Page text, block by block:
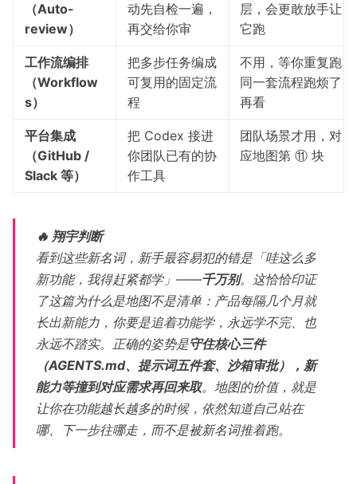
（Auto-
review）
动先自检一遍，
再交给你审
层，会更敢放手让
它跑
工作流编排
（Workflow
s）
把多步任务编成
可复用的固定流
程
不用，等你重复跑
同一套流程跑烦了
再看
平台集成
（GitHub /
Slack 等）
把 Codex 接进
你团队已有的协
作工具
团队场景才用，对
应地图第 ⑪ 块
🔥 翔宇判断
看到这些新名词，新手最容易犯的错是「哇这么多
新功能，我得赶紧都学」——千万别。这恰恰印证
了这篇为什么是地图不是清单：产品每隔几个月就
长出新能力，你要是追着功能学，永远学不完、也
永远不踏实。正确的姿势是守住核心三件
（AGENTS.md、提示词五件套、沙箱审批），新
能力等撞到对应需求再回来取。地图的价值，就是
让你在功能越长越多的时候，依然知道自己站在
哪、下一步往哪走，而不是被新名词推着跑。